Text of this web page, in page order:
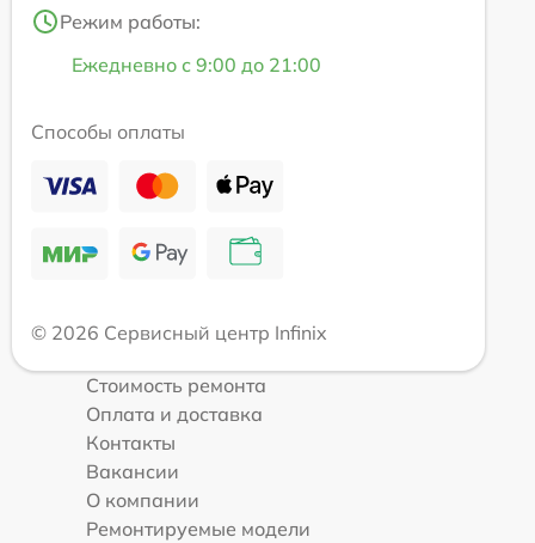
Режим работы:
Ежедневно с 9:00 до 21:00
Способы оплаты
© 2026 Сервисный центр Infinix
Стоимость ремонта
Оплата и доставка
Контакты
Вакансии
О компании
Ремонтируемые модели